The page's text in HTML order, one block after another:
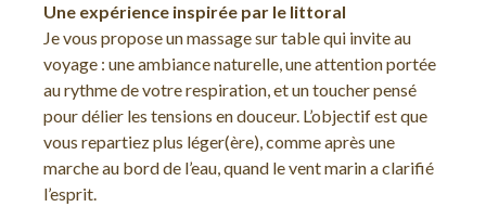
Une expérience inspirée par le littoral
Je vous propose un massage sur table qui invite au
voyage : une ambiance naturelle, une attention portée
au rythme de votre respiration, et un toucher pensé
pour délier les tensions en douceur. L’objectif est que
vous repartiez plus léger(ère), comme après une
marche au bord de l’eau, quand le vent marin a clarifié
l’esprit.